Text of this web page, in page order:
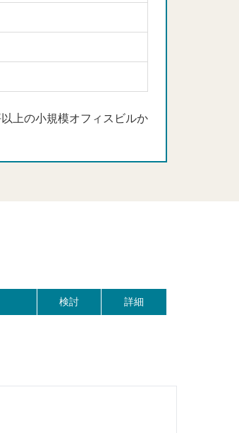
上の小規模オフィスビルか
検討 詳細